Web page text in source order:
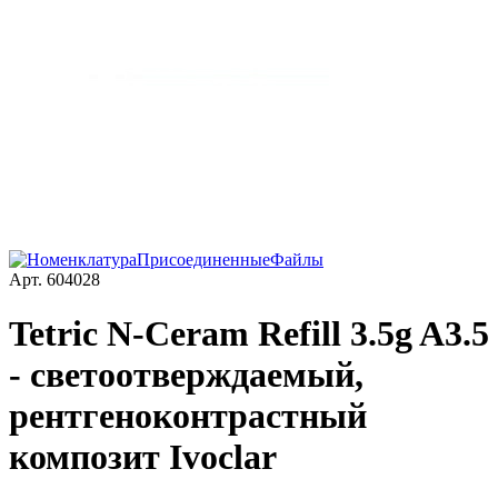
Арт. 604028
Tetric N-Ceram Refill 3.5g A3.5
- светоотверждаемый,
рентгеноконтрастный
композит Ivoclar